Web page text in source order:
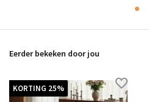
Eerder bekeken door jou
KORTING 25%